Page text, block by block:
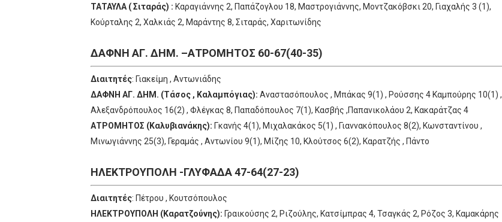
ΤΑΤΑΥΛΑ ( Σιταράς) : Καραγιάννης 2, Παπάζογλου 18, Μαστρογιάννης, Μοντζακόβσκι 20, Γιαχαλής 3 (1),
Κούρταλης 2, Χαλκιάς 2, Μαράντης 8, Σιταράς, Χαριτωνίδης
ΔΑΦΝΗ ΑΓ. ΔΗΜ. –ΑΤΡΟΜΗΤΟΣ 60-67(40-35)
Διαιτητές: Γιακείμη , Αντωνιάδης
ΔΑΦΝΗ ΑΓ. ΔΗΜ. (Τάσος , Καλαμπόγιας): Αναστασόπουλος , Μπάκας 9(1) , Ρούσσης 4 Καμπούρης 10(1) ,
Αλεξανδρόπουλος 16(2) , Φλέγκας 8, Παπαδόπουλος 7(1), Κασβής ,Παπανικολάου 2, Κακαράτζας 4
ΑΤΡΟΜΗΤΟΣ (Καλυβιανάκης): Γκανής 4(1), Μιχαλακάκος 5(1) , Γιαννακόπουλος 8(2), Κωνσταντίνου ,
Μινωγιάννης 25(3), Γεραμάς , Αντωνίου 9(1), Μίζης 10, Κλούτσος 6(2), Καρατζής , Πάντο
ΗΛΕΚΤΡΟΥΠΟΛΗ -ΓΛΥΦΑΔΑ 47-64(27-23)
Διαιτητές: Πέτρου , Κουτσόπουλος
ΗΛΕΚΤΡΟΥΠΟΛΗ (Καρατζούνης): Γραικούσης 2, Ριζούλης, Κατσίμπρας 4, Τσαγκάς 2, Ρόζος 3, Καμακάρης